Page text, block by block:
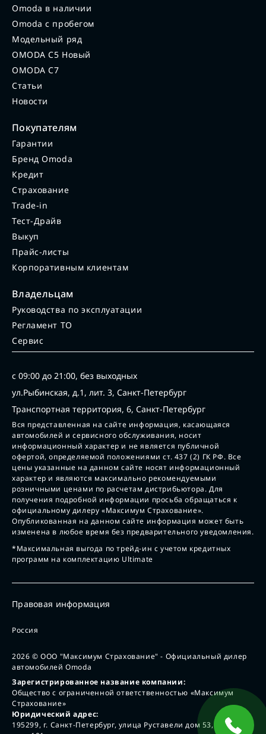
Omoda в наличии
Omoda с пробегом
Модельный ряд
OMODA C5 Новый
OMODA C7
Статьи
Новости
Покупателям
Гарантии
Бренд Omoda
Кредит
Страхование
Trade-in
Тест-Драйв
Выкуп
Прайс-листы
Корпоративным клиентам
Владельцам
Руководства по эксплуатации
Регламент ТО
Сервис
с 09:00 до 21:00, без выходных
ул.Рыбинская, д.1, лит. 3, Санкт-Петербург
Транспортная территория, 6, Санкт-Петербург
Вся представленная на сайте информация, касающаяся
автомобилей и сервисного обслуживания, носит
информационный характер и не является публичной
офертой, определяемой положениями ст. 437 (2) ГК РФ. Все
цены указанные на данном сайте носят информационный
характер и являются максимально рекомендуемыми
розничными ценами по расчетам дистрибьютора. Для
получения подробной информации просьба обращаться к
официальному дилеру «Максимум Страхование».
Опубликованная на данном сайте информация может быть
изменена в любое время без предварительного уведомления.
*Максимальная выгода по трейд-ин с учетом кредитных
программ на комплектацию Ultimate
Правовая информация
Россия
2026 © ООО "Максимум Страхование" - Официальный дилер
автомобилей Omoda
Зарегистрированное название компании:
Общество с ограниченной ответственностью «Максимум
Страхование»
Юридический адрес:
195299, г. Санкт-Петербург, улица Руставели дом 53, лит А,